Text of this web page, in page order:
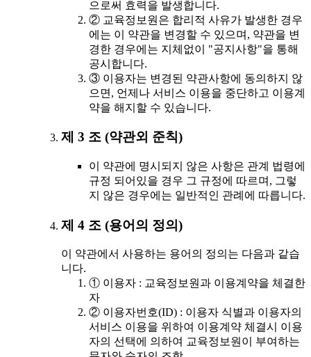
으로써 효력을 발생합니다.
② 교육정보원은 합리적 사유가 발생한 경우
에는 이 약관을 변경할 수 있으며, 약관을 변
경한 경우에는 지체없이 "공지사항"을 통해
공시합니다.
③ 이용자는 변경된 약관사항에 동의하지 않
으면, 언제나 서비스 이용을 중단하고 이용계
약을 해지할 수 있습니다.
제 3 조 (약관외 준칙)
이 약관에 명시되지 않은 사항은 관계 법령에
규정 되어있을 경우 그 규정에 따르며, 그렇
지 않은 경우에는 일반적인 관례에 따릅니다.
제 4 조 (용어의 정의)
이 약관에서 사용하는 용어의 정의는 다음과 같습
니다.
① 이용자 : 교육정보원과 이용계약을 체결한
자
② 이용자번호(ID) : 이용자 식별과 이용자의
서비스 이용을 위하여 이용계약 체결시 이용
자의 선택에 의하여 교육정보원이 부여하는